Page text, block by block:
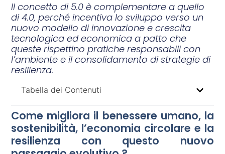
Il concetto di 5.0 è complementare a quello
di 4.0, perché incentiva lo sviluppo verso un
nuovo modello di innovazione e crescita
tecnologica ed economica a patto che
queste rispettino pratiche responsabili con
l’ambiente e il consolidamento di strategie di
resilienza.
Tabella dei Contenuti
Come migliora il benessere umano, la
sostenibilità, l’economia circolare e la
resilienza con questo nuovo